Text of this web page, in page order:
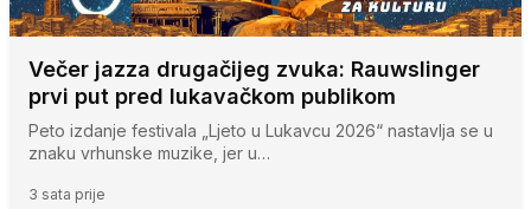
Večer jazza drugačijeg zvuka: Rauwslinger
prvi put pred lukavačkom publikom
Peto izdanje festivala „Ljeto u Lukavcu 2026“ nastavlja se u
znaku vrhunske muzike, jer u…
3 sata prije